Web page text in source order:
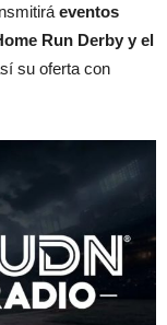
eventos
Run Derby y el
su oferta con